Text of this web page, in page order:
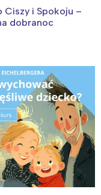
Ciszy i Spokoju –
dobranoc
z